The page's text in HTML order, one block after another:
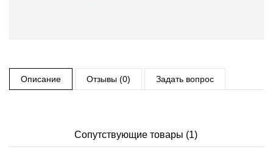
Описание Отзывы (0) Задать вопрос
Сопутствующие товары (1)